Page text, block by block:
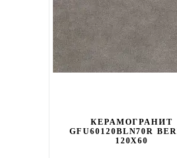
КЕРАМОГРАНИТ
GFU60120BLN70R
120X60